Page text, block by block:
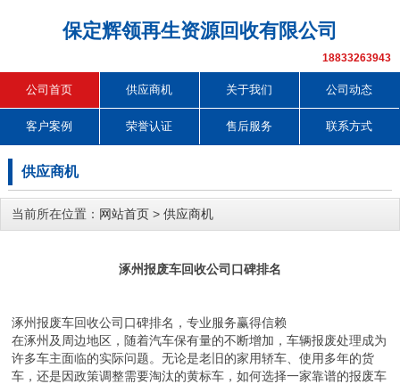
保定辉领再生资源回收有限公司
18833263943
公司首页 供应商机 关于我们 公司动态
客户案例 荣誉认证 售后服务 联系方式
供应商机
当前所在位置： 网站首页 > 供应商机
涿州报废车回收公司口碑排名
涿州报废车回收公司口碑排名，专业服务赢得信赖
在涿州及周边地区，随着汽车保有量的不断增加，车辆报废处理成为
许多车主面临的实际问题。无论是老旧的家用轿车、使用多年的货
车，还是因政策调整需要淘汰的黄标车，如何选择一家靠谱的报废车